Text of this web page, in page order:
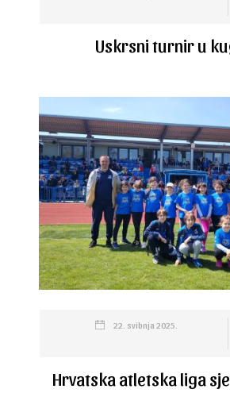
Uskrsni turnir u
22. svibnja 2025.
Hrvatska atletska liga